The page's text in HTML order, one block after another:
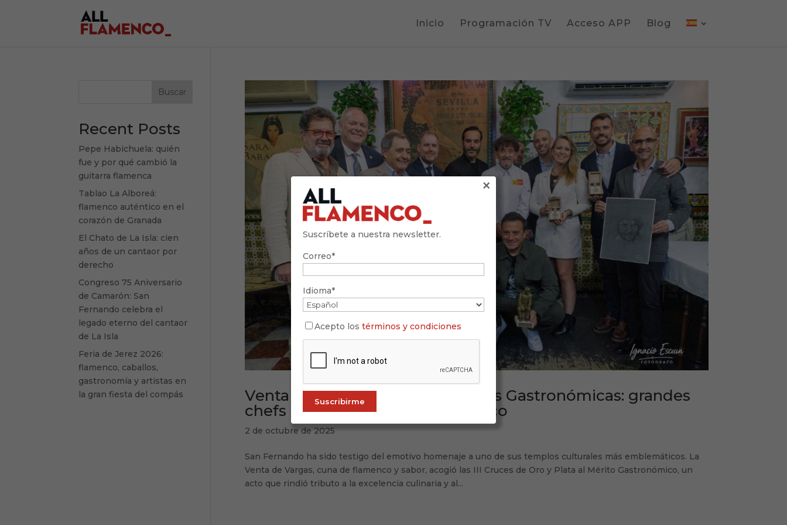
Inicio Programación TV Acceso APP Blog
Venta de Vargas acoge las Cruces Gastronómicas: grandes
chefs celebran el legado flamenco
2 de octubre de 2025
San Fernando ha sido testigo del emotivo homenaje a uno de sus templos culturales más emblemáticos. La
Venta de Vargas, cuna de flamenco y sabor, acogió las III Cruces de Oro y Plata al Mérito Gastronómico, un
acto que rindió tributo a la excelencia culinaria y al...
Buscar
Recent Posts
Pepe Habichuela: quién
fue y por qué cambió la
guitarra flamenca
Tablao La Alboreá:
flamenco auténtico en el
corazón de Granada
El Chato de La Isla: cien
años de un cantaor por
derecho
Congreso 75 Aniversario
de Camarón: San
Fernando celebra el
legado eterno del cantaor
de La Isla
Feria de Jerez 2026:
flamenco, caballos,
gastronomía y artistas en
la gran fiesta del compás
Suscríbete a nuestra newsletter.
Correo*
Idioma*
Acepto los términos y condiciones
×